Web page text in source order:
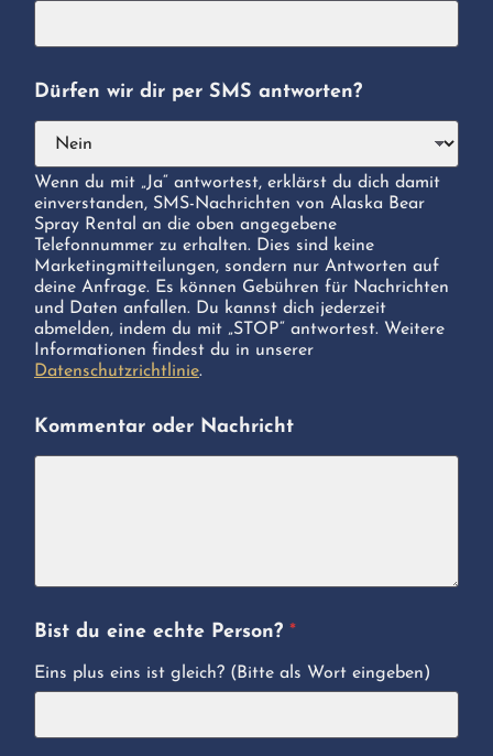
Dürfen wir dir per SMS antworten?
Wenn du mit „Ja“ antwortest, erklärst du dich damit
einverstanden, SMS-Nachrichten von Alaska Bear
Spray Rental an die oben angegebene
Telefonnummer zu erhalten. Dies sind keine
Marketingmitteilungen, sondern nur Antworten auf
deine Anfrage. Es können Gebühren für Nachrichten
und Daten anfallen. Du kannst dich jederzeit
abmelden, indem du mit „STOP“ antwortest. Weitere
Informationen findest du in unserer
Datenschutzrichtlinie.
Kommentar oder Nachricht
Bist du eine echte Person? *
Eins plus eins ist gleich? (Bitte als Wort eingeben)